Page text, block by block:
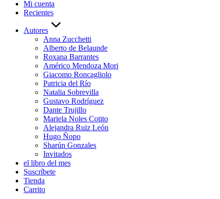
Mi cuenta
Recientes
Autores
Anna Zucchetti
Alberto de Belaunde
Roxana Barrantes
Américo Mendoza Mori
Giacomo Roncagliolo
Patricia del Río
Natalia Sobrevilla
Gustavo Rodríguez
Dante Trujillo
Mariela Noles Cotito
Alejandra Ruiz León
Hugo Ñopo
Sharún Gonzales
Invitados
el libro del mes
Suscríbete
Tienda
Carrito